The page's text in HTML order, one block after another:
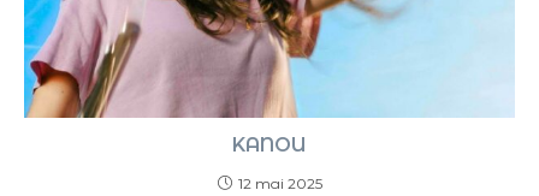
KANOU
12 mai 2025